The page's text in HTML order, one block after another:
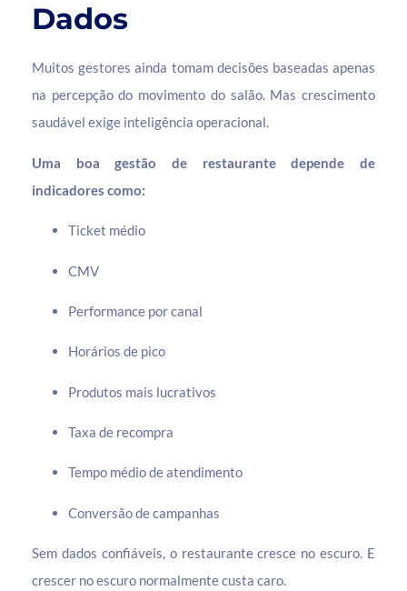
Dados
Muitos gestores ainda tomam decisões baseadas apenas
na percepção do movimento do salão. Mas crescimento
saudável exige inteligência operacional.
Uma boa gestão de restaurante depende de
indicadores como:
Ticket médio
CMV
Performance por canal
Horários de pico
Produtos mais lucrativos
Taxa de recompra
Tempo médio de atendimento
Conversão de campanhas
Sem dados confiáveis, o restaurante cresce no escuro. E
crescer no escuro normalmente custa caro.